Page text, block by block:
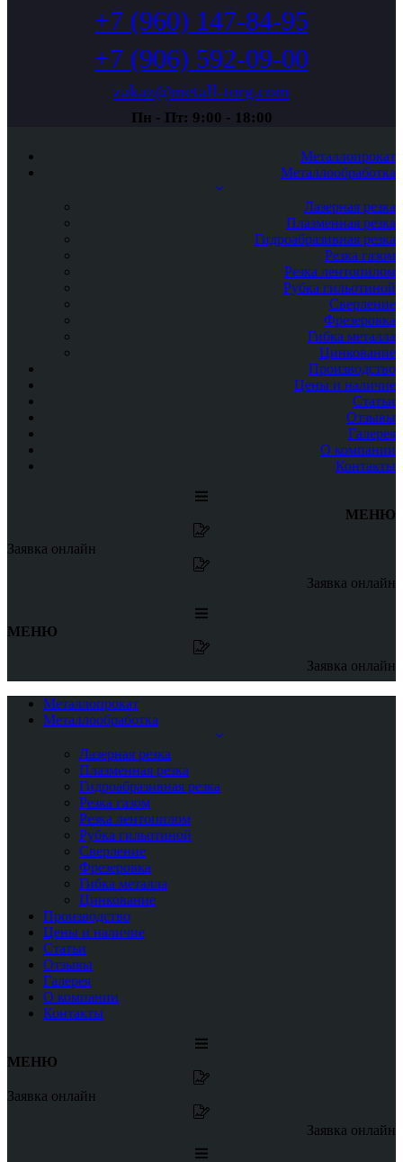
+7 (960) 147-84-95
+7 (906) 592-09-00
zakaz@metall-torg.com
Пн - Пт: 9:00 - 18:00
Металлопрокат
Металлообработка
Лазерная резка
Плазменная резка
Гидроабразивная резка
Резка газом
Резка лентопилом
Рубка гильотиной
Сверление
Фрезеровка
Гибка металла
Цинкование
Производство
Цены и наличие
Статьи
Отзывы
Галерея
О компании
Контакты
МЕНЮ
Заявка онлайн
Заявка онлайн
МЕНЮ
Заявка онлайн
Металлопрокат
Металлообработка
Лазерная резка
Плазменная резка
Гидроабразивная резка
Резка газом
Резка лентопилом
Рубка гильотиной
Сверление
Фрезеровка
Гибка металла
Цинкование
Производство
Цены и наличие
Статьи
Отзывы
Галерея
О компании
Контакты
МЕНЮ
Заявка онлайн
Заявка онлайн